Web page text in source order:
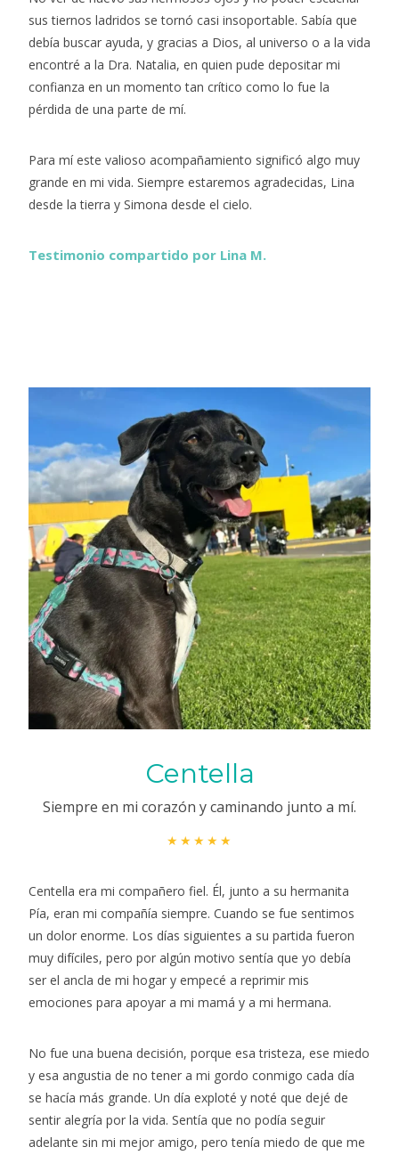
sus tiernos ladridos se tornó casi insoportable. Sabía que
debía buscar ayuda, y gracias a Dios, al universo o a la vida
encontré a la Dra. Natalia, en quien pude depositar mi
confianza en un momento tan crítico como lo fue la
pérdida de una parte de mí.
Para mí este valioso acompañamiento significó algo muy
grande en mi vida. Siempre estaremos agradecidas, Lina
desde la tierra y Simona desde el cielo.
Testimonio compartido por Lina M.
Centella
Siempre en mi corazón y caminando junto a mí.
★★★★★
Centella era mi compañero fiel. Él, junto a su hermanita
Pía, eran mi compañía siempre. Cuando se fue sentimos
un dolor enorme. Los días siguientes a su partida fueron
muy difíciles, pero por algún motivo sentía que yo debía
ser el ancla de mi hogar y empecé a reprimir mis
emociones para apoyar a mi mamá y a mi hermana.
No fue una buena decisión, porque esa tristeza, ese miedo
y esa angustia de no tener a mi gordo conmigo cada día
se hacía más grande. Un día exploté y noté que dejé de
sentir alegría por la vida. Sentía que no podía seguir
adelante sin mi mejor amigo, pero tenía miedo de que me